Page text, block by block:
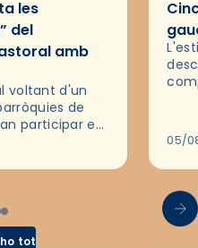
les
del
amb
voltant d'un
de
participar en
05/
tot